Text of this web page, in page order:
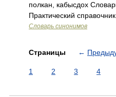
полкан, кабысдох
Практический
Словарь синонимов
Страницы ←
1 2 3 4